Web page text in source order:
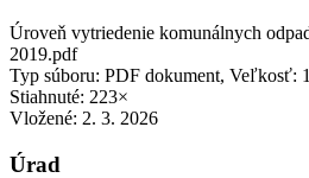
Úroveň vytriedenie komunálnych
2019.pdf
Typ súboru: PDF dokument, Veľkosť:
Stiahnuté: 223×
Vložené: 2. 3. 2026
Úrad